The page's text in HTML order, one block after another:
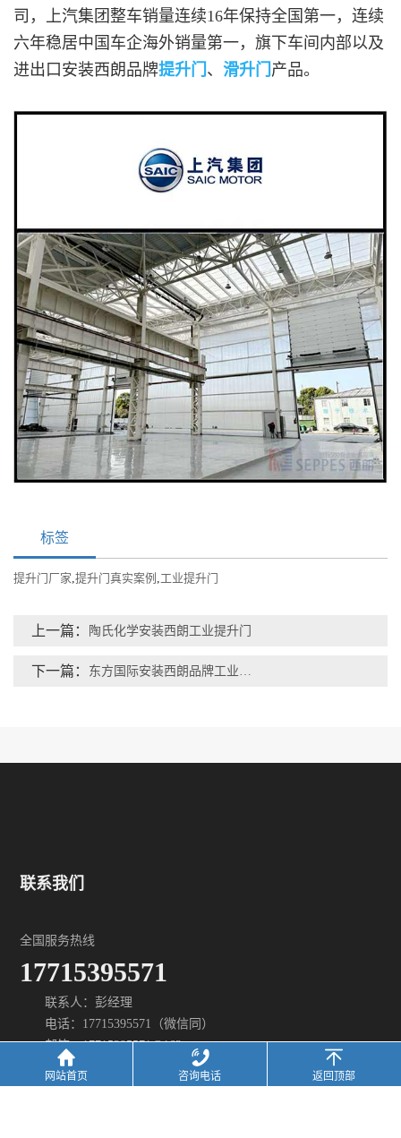
司，上汽集团整车销量连续16年保持全国第一，连续
六年稳居中国车企海外销量第一，旗下车间内部以及
进出口安装西朗品牌提升门 、 滑升门 产品。
标签
提升门厂家,提升门真实案例 ,工业提升门
上一篇： 陶氏化学安装西朗工业提升门
下一篇： 东方国际安装西朗品牌工业提升门
联系我们
全国服务热线
17715395571
联系人：彭经理
电话：17715395571（微信同）
邮箱：17715395571@163.com
地址: 江苏省苏州市吴中区木渎镇走马塘路59号
网站首页 咨询电话 返回顶部